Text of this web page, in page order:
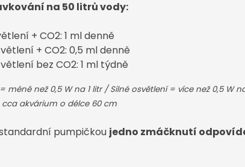
na 50 litrů vody:
+ CO2: 1 ml denně
+ CO2: 0,5 ml denně
bez CO2: 1 ml týdně
méně než 0,5 W na 1 litr /Silné osvětlení = více než 0,5 W
akvárium o délce 60 cm
pumpičkou jedno zmáčknutí